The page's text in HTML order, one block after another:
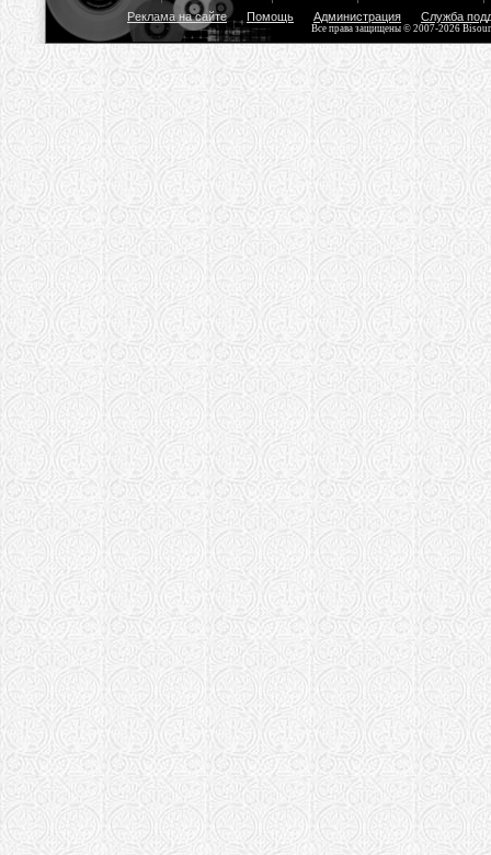
Реклама на сайте Помощь Администрация Служба
Все права защищены © 2007-2026